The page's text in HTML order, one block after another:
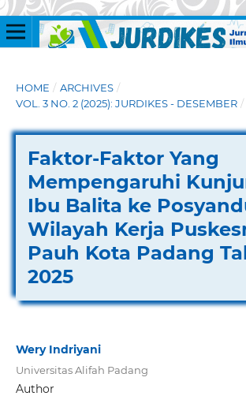
HOME / ARCHIVES /
VOL. 3 NO. 2 (2025): JURDIKES - DESEMBER /
Faktor-Faktor Yang
Mempengaruhi
Ibu Balita ke
Wilayah Kerja
Pauh Kota Padang
2025
Wery Indriyani
Universitas Alifah Padang
Author